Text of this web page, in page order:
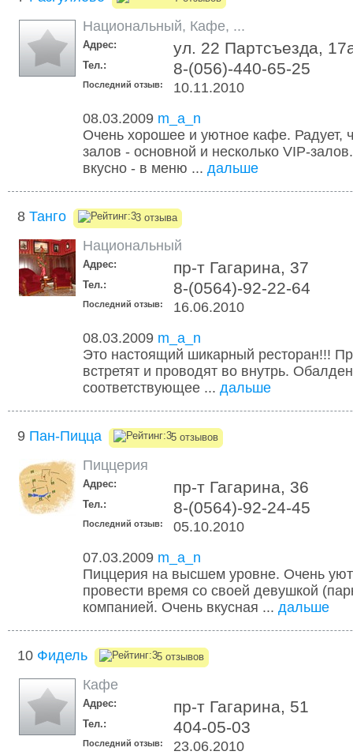
Национальный, Кафе, ...
Адрес: ул. 22 Партсъезда,
Тел.: 8-(056)-440-65-25
Последний отзыв:
10.11.2010
08.03.2009 m_a_n
Очень хорошее и уютное кафе. Радует,
залов - основной и несколько VIP-
вкусно - в меню ... дальше
8 Танго 3 отзыва
Национальный
Адрес: пр-т Гагарина, 37
Тел.: 8-(0564)-92-22-64
Последний отзыв:
16.06.2010
08.03.2009 m_a_n
Это настоящий шикарный ресторан!!!
встретят и проводят во внутрь.
соответствующее ... дальше
9 Пан-Пицца 5 отзывов
Пиццерия
Адрес: пр-т Гагарина, 36
Тел.: 8-(0564)-92-24-45
Последний отзыв:
05.10.2010
07.03.2009 m_a_n
Пиццерия на высшем уровне. Очень
провести время со своей девушкой
компанией. Очень вкусная ... дальше
10 Фидель 5 отзывов
Кафе
Адрес: пр-т Гагарина, 51
Тел.: 404-05-03
Последний отзыв:
23.06.2010